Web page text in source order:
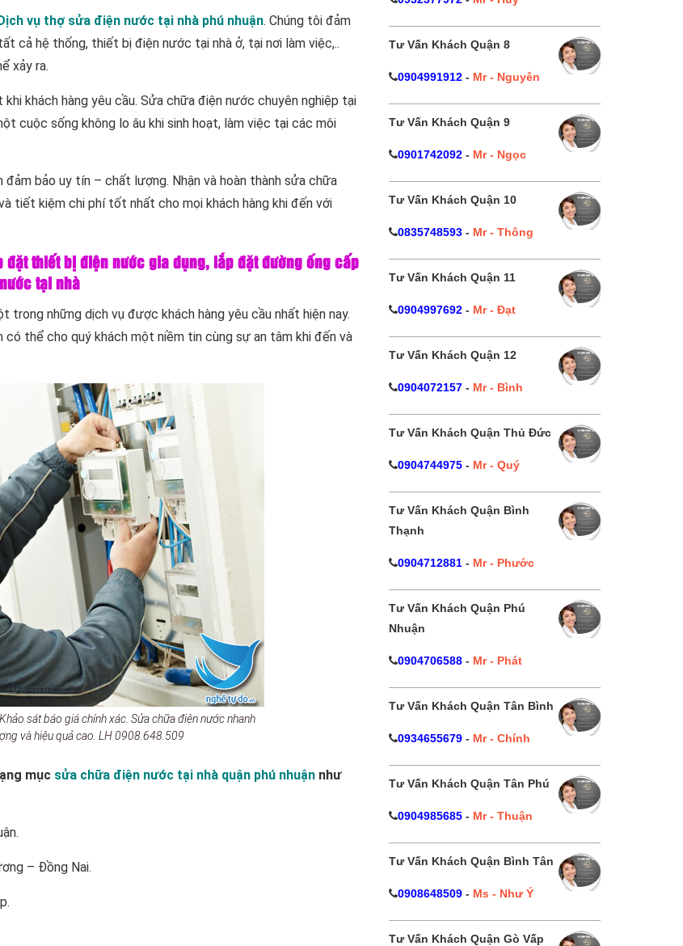
vụ thợ sửa điện nước tại nhà phú nhuận. Chúng tôi đảm
cả hệ thống, thiết bị điện nước tại nhà ở, tại nơi làm việc,..
xảy ra.
khách hàng yêu cầu. Sửa chữa điện nước chuyên nghiệp tại
cuộc sống không lo âu khi sinh hoạt, làm việc tại các môi
bảo uy tín – chất lượng. Nhận và hoàn thành sửa chữa
tiết kiệm chi phí tốt nhất cho mọi khách hàng khi đến với
đặt thiết bị điện nước gia dụng, lắp đặt đường ống cấp
tại nhà
trong những dịch vụ được khách hàng yêu cầu nhất hiện nay.
thể cho quý khách một niềm tin cùng sự an tâm khi đến và
sát báo giá chính xác. Sửa chữa điện nước nhanh
và hiệu quả cao. LH 0908.648.509
mục sửa chữa điện nước tại nhà quận phú nhuận như
– Đồng Nai.
Tư Vấn Khách Quận 8
0904991912- Mr - Nguyên
Tư Vấn Khách Quận 9
0901742092- Mr - Ngọc
Tư Vấn Khách Quận 10
0835748593- Mr - Thông
Tư Vấn Khách Quận 11
0904997692- Mr - Đạt
Tư Vấn Khách Quận 12
0904072157- Mr - Bình
Tư Vấn Khách Quận Thủ Đức
0904744975- Mr - Quý
Tư Vấn Khách Quận Bình
Thạnh
0904712881- Mr - Phước
Tư Vấn Khách Quận Phú
Nhuận
0904706588- Mr - Phát
Tư Vấn Khách Quận Tân Bình
0934655679- Mr - Chính
Tư Vấn Khách Quận Tân Phú
0904985685- Mr - Thuận
Tư Vấn Khách Quận Bình Tân
0908648509- Ms - Như Ý
Tư Vấn Khách Quận Gò Vấp